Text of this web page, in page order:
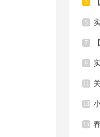
文
3
中
5
锦
7
文
9
文
11
篇
13
15